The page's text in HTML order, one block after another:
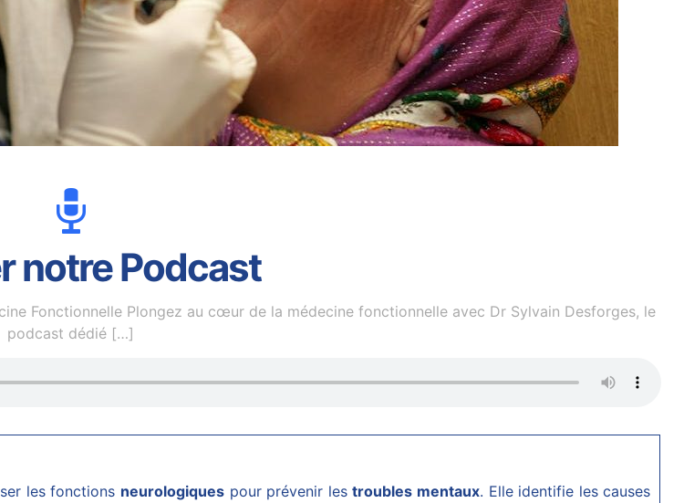
notre Podcast
Fonctionnelle Plongez au cœur de la médecine fonctionnelle avec Dr Sylvain Desforges, le
podcast dédié […]
les fonctions neurologiques pour prévenir lestroubles mentaux. Elle identifie les causes